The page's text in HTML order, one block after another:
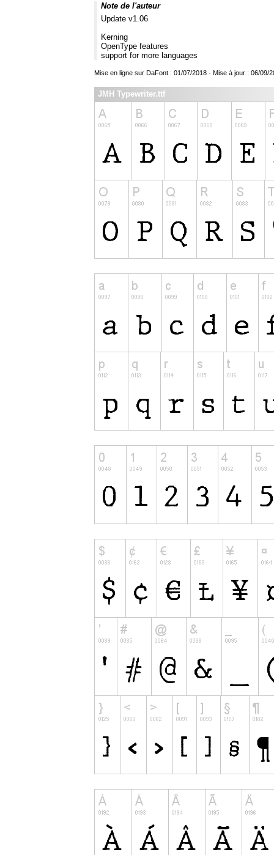
Note de l'auteur
Update v1.06
Kerning
OpenType features
support for more languages
Mise en ligne sur DaFont : 01/07/2018 - Mise à jour : 06/09/
JMH Typewriter.ttf